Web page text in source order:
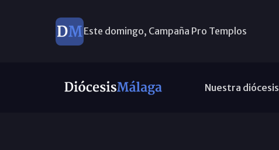
Este domingo, Campaña Pro Templos
Nuestra diócesis